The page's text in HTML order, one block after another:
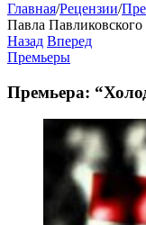
Главная/Рецензии/
Павла Павликовского
Назад Вперед
Премьеры
Премьера: